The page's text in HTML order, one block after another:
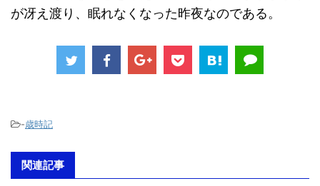
が冴え渡り、眠れなくなった昨夜なのである。
-歳時記
関連記事